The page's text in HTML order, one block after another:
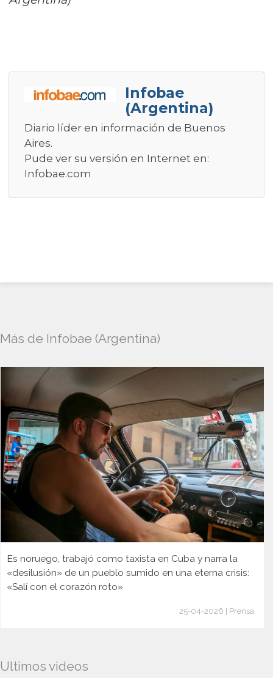
Infobae
(Argentina)
Diario líder en información de Buenos
Aires.
Pude ver su versión en Internet en:
Infobae.com
Más de Infobae (Argentina)
Es noruego, trabajó como taxista en Cuba y narra la
«desilusión» de un pueblo sumido en una eterna crisis:
«Salí con el corazón roto»
25-04-2026 | Prensa
Ultimos videos